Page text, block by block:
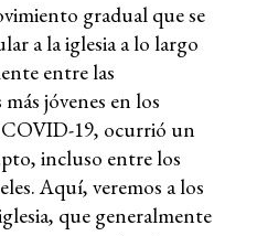
gradual que se
a la iglesia a lo largo
entre las
jóvenes en los
19, ocurrió un
incluso entre los
Aquí, veremos a los
que generalmente